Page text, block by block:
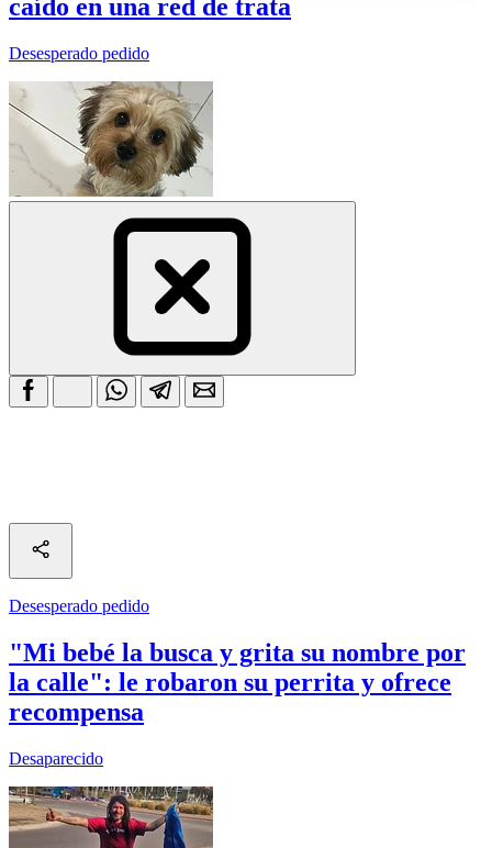
caído en una red de trata
Desesperado pedido
Desesperado pedido
"Mi bebé la busca y grita su nombre por
la calle": le robaron su perrita y ofrece
recompensa
Desaparecido